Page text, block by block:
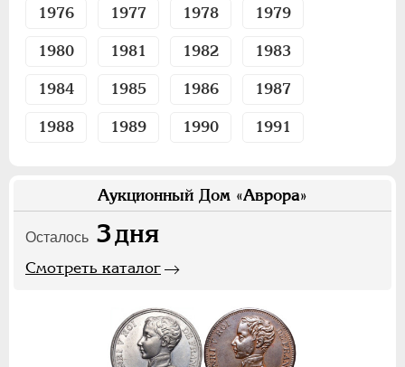
1976 1977 1978 1979
1980 1981 1982 1983
1984 1985 1986 1987
1988 1989 1990 1991
Аукционный Дом «Аврора»
Осталось 3дня
Смотреть каталог